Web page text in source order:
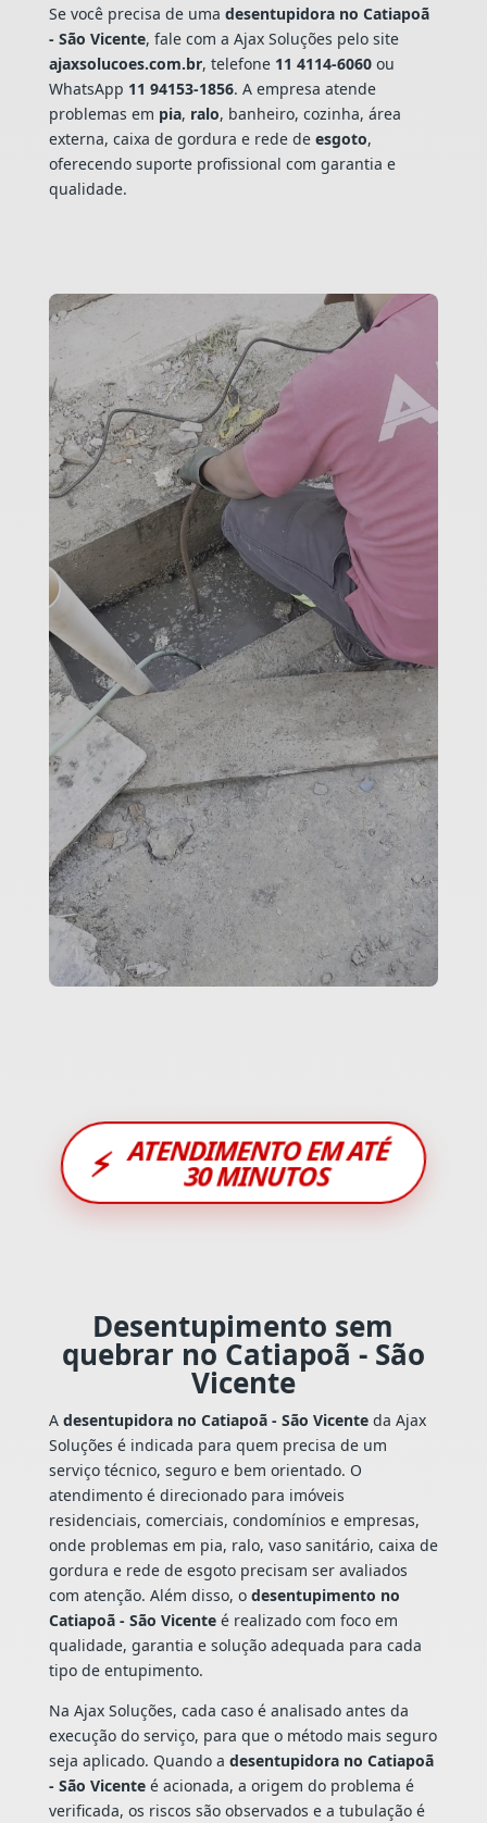
Se você precisa de uma desentupidora no Catiapoã
- São Vicente, fale com a Ajax Soluções pelo site
ajaxsolucoes.com.br, telefone 11 4114-6060ou
WhatsApp 11 94153-1856. A empresa atende
problemas em pia, ralo, banheiro, cozinha, área
externa, caixa de gordura e rede de esgoto,
oferecendo suporte profissional com garantia e
qualidade.
⚡ ATENDIMENTO EM ATÉ
30 MINUTOS
Desentupimento sem
quebrar no Catiapoã - São
Vicente
A desentupidora no Catiapoã - São Vicenteda Ajax
Soluções é indicada para quem precisa de um
serviço técnico, seguro e bem orientado. O
atendimento é direcionado para imóveis
residenciais, comerciais, condomínios e empresas,
onde problemas em pia, ralo, vaso sanitário, caixa de
gordura e rede de esgoto precisam ser avaliados
com atenção. Além disso, o desentupimento no
Catiapoã - São Vicenteé realizado com foco em
qualidade, garantia e solução adequada para cada
tipo de entupimento.
Na Ajax Soluções, cada caso é analisado antes da
execução do serviço, para que o método mais seguro
seja aplicado. Quando a desentupidora no Catiapoã
- São Vicenteé acionada, a origem do problema é
verificada, os riscos são observados e a tubulação é